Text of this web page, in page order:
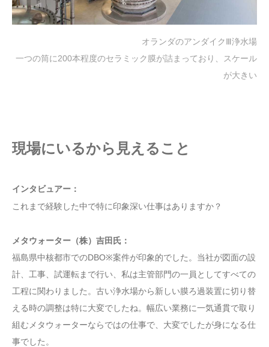
オランダのアンダイクⅢ浄水場
一つの筒に200本程度のセラミック膜が詰まっており、スケール
が大きい
現場にいるから見えること
インタビュアー：
これまで経験した中で特に印象深い仕事はありますか？
メタウォーター（株）吉田氏：
福島県中核都市でのDBO※案件が印象的でした。当社が図面の設
計、工事、試運転まで行い、私は主管部門の一員としてすべての
工程に関わりました。古い浄水場から新しい膜ろ過装置に切り替
える時の調整は特に大変でしたね。幅広い業務に一気通貫で取り
組むメタウォーターならではの仕事で、大変でしたが身になる仕
事でした。